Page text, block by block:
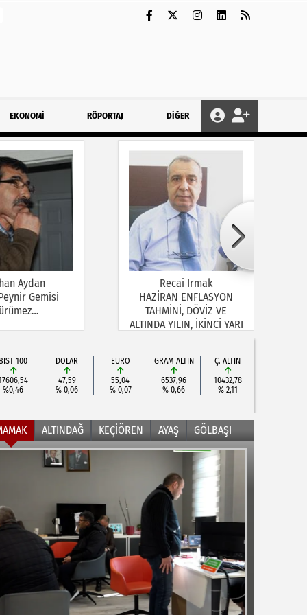
EKONOMİ RÖPORTAJ DİĞER
Aydan
Gemisi
Recai Irmak
HAZİRAN ENFLASYON
TAHMİNİ, DÖVİZ VE
ALTINDA YILIN, İKİNCİ YARI
BIST 100
%0,46
DOLAR
47,59
% 0,06
EURO
55,04
% 0,07
GRAM ALTIN
6537,96
% 0,66
Ç. ALTIN
10432,78
% 2,11
ALTINDAĞ KEÇİÖREN AYAŞ GÖLBAŞI